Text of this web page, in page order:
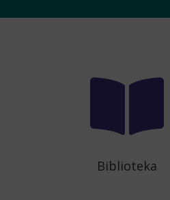

Biblioteka